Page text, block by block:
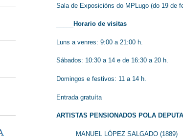
Sala de Exposicións do MPLugo (do 19 de
Horario de visitas
Luns a venres: 9:00 a 21:00 h.
Sábados: 10:30 a 14 e de 16:30 a 20 h.
Domingos e festivos: 11 a 14 h.
Entrada gratuíta
ARTISTAS PENSIONADOS POLA
MANUEL LÓPEZ SALGADO (1889)